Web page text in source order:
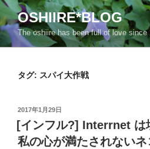
コ
ン
テ
ン
OSHIIRE*BLOG
The oshiire has been full of love since
タグ: スパイ大作戦
投
稿
日:
2017年1月29日
[インフル?] Interrnet は
私の心が満たされない